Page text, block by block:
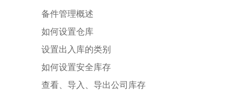
备件管理概述
如何设置仓库
设置出入库的类别
如何设置安全库存
查看、导入、导出公司库存